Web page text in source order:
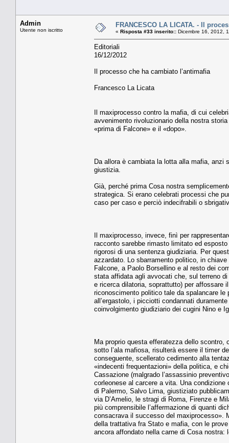
Admin
Utente non iscritto
FRANCESCO LA LICATA. - Il
« Risposta #33 inserito:: Dicembre 16, 2012,
Editoriali
16/12/2012
Il processo che ha cambiato l’antimafia
Francesco La Licata
Il maxiprocesso contro la mafia, di cui
avvenimento rivoluzionario della nostra
«prima di Falcone» e il «dopo».
Da allora è cambiata la lotta alla mafia, anzi
giustizia.
Già, perché prima Cosa nostra
strategica. Si erano celebrati processi che
caso per caso e perciò indecifrabili o
Il maxiprocesso, invece, finì per
racconto sarebbe rimasto limitato ed
rigorosi di una sentenza giudiziaria. Per
azzardato. Lo sbarramento politico, in
Falcone, a Paolo Borsellino e al resto dei
stata affidata agli avvocati che, sul terreno
e ricerca dilatoria, soprattutto) per affossare
riconoscimento politico tale da spalancare
all’ergastolo, i picciotti condannati
coinvolgimento giudiziario dei cugini Nino e
Ma proprio questa efferatezza dello
sotto l’ala mafiosa, risulterà essere il timer
conseguente, scellerato cedimento alla
«indecenti frequentazioni» della politica, e
Cassazione (malgrado l’assassinio
corleonese al carcere a vita. Una condizione
di Palermo, Salvo Lima, giustiziato
via D’Amelio, le stragi di Roma, Firenze e
più comprensibile l’affermazione di quanti
consacrava il successo del maxiprocesso».
della trattativa fra Stato e mafia, con le
ancora affondato nella carne di Cosa